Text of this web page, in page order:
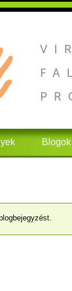
Blogok